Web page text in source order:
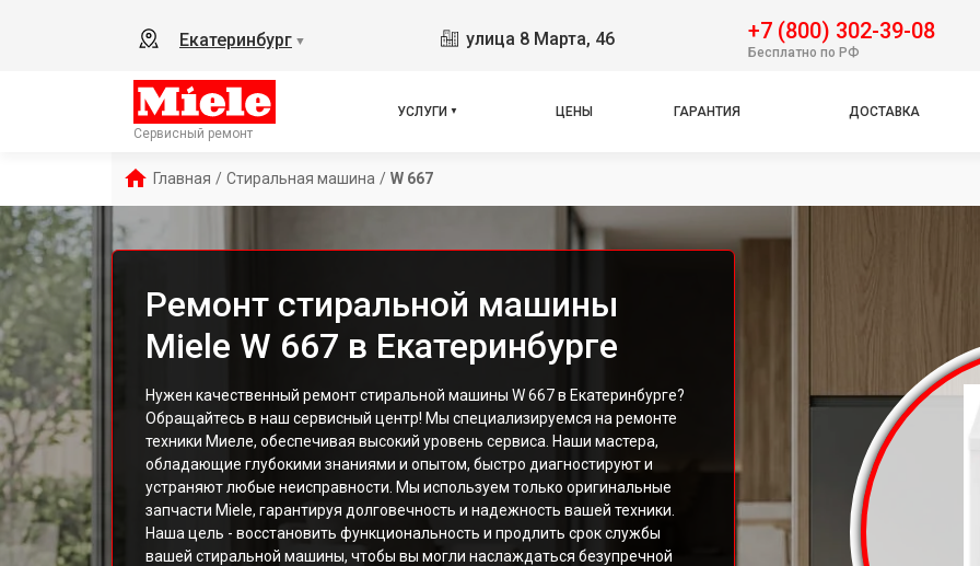
Екатеринбург ▼ улица 8 Марта, 46 +7 (800) 302-39-08
Бесплатно по РФ
Сервисный ремонт
УСЛУГИ ЦЕНЫ ГАРАНТИЯ ДОСТАВКА
Главная / Стиральная машина / W 667
Ремонт стиральной машины
Miele W 667 в Екатеринбурге
Нужен качественный ремонт стиральной машины W 667 в Екатеринбурге?
Обращайтесь в наш сервисный центр! Мы специализируемся на ремонте
техники Миеле, обеспечивая высокий уровень сервиса. Наши мастера,
обладающие глубокими знаниями и опытом, быстро диагностируют и
устраняют любые неисправности. Мы используем только оригинальные
запчасти Miele, гарантируя долговечность и надежность вашей техники.
Наша цель - восстановить функциональность и продлить срок службы
вашей стиральной машины, чтобы вы могли наслаждаться безупречной